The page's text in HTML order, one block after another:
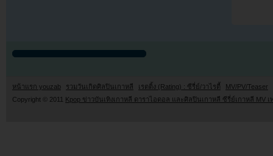
หน้าแรก youzab รวมวันเกิดศิลปินเกาหลี เรตติ้ง (Rating) : ซีรี่ย์/วาไรตี้
MV/PV/Teaser
Copyright © 2011 Kpop ข่าวบันเทิงเกาหลี ดาราไอดอล และศิลปินเกาหลี ซีรี่ย์เกาหลี MV